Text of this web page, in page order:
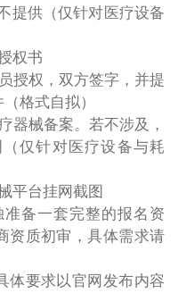
提供（仅针对医疗设备
权书
授权，双方签字，并提
格式自拟）
器械备案。若不涉及，
仅针对医疗设备与耗
平台挂网截图
备一套完整的报名资
资质初审，具体需求请
体要求以官网发布内容